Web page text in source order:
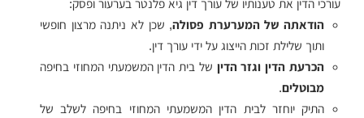
עורכי הדין את טענותיו של עורך דין גיא פלנטר בערעור ופסק:
הודאתה של המערערת פסולה, שכן לא ניתנה מרצון חופשי
ותוך שלילת זכות הייצוג על ידי עורך דין.
הכרעת הדין וגזר הדין של בית הדין המשמעתי המחוזי בחיפה
מבוטלים.
התיק יוחזר לבית הדין המשמעתי המחוזי בחיפה לשלב של